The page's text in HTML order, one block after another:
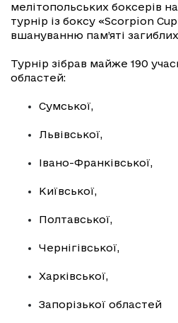
мелітопольських боксерів
турнір із боксу «Scorpion
вшануванню пам’яті
Турнір зібрав майже 190
областей:
Сумської,
Львівської,
Івано-Франківської,
Київської,
Полтавської,
Чернігівської,
Харківської,
Запорізької областей